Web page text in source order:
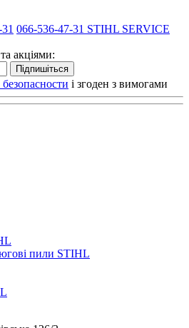
066-536-47-31 STIHL SERVICE
акціями:
Підпишіться
і згоден з вимогами
пили STIHL